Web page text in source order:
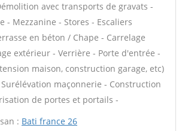
avec transports de gravats -
- Mezzanine - Stores - Escaliers
en béton / Chape - Carrelage
extérieur - Verrière - Porte d'entrée -
maison, construction garage, etc)
maçonnerie - Construction
de portes et portails -
: Bati france 26